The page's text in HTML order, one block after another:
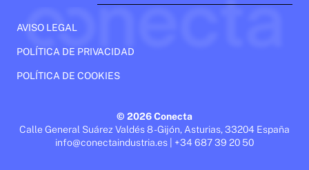
AVISO LEGAL
POLÍTICA DE PRIVACIDAD
POLÍTICA DE COOKIES
© 2026 Conecta
Calle General Suárez Valdés 8 - Gijón, Asturias, 33204 España
info@conectaindustria.es | +34 687 39 20 50